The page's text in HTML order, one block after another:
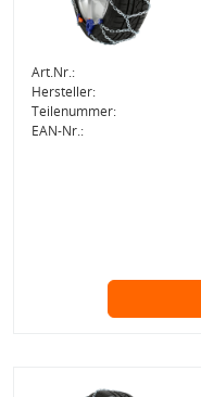
Art.Nr.:
Hersteller:
Teilenummer:
EAN-Nr.: